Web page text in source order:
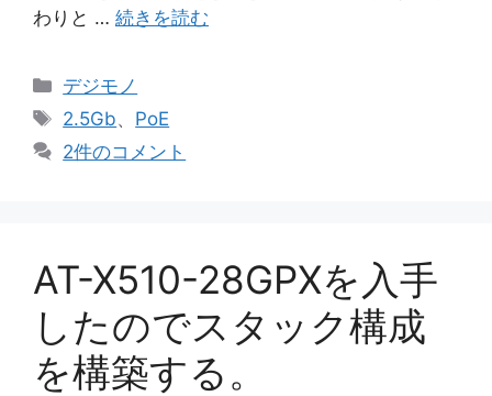
わりと … 続きを読む
カ
テ
リ
デジモノ
タ
グ
2.5Gb、 PoE
2件のコメント
AT-X510-28GPXを入手
したのでスタック構成
を構築する。